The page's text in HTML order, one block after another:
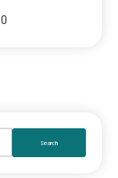
0